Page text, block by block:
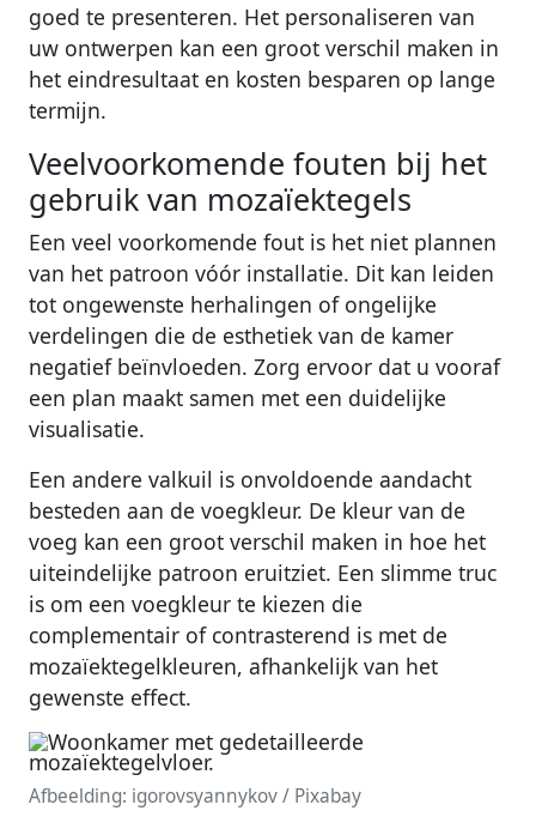
goed te presenteren. Het personaliseren van
uw ontwerpen kan een groot verschil maken in
het eindresultaat en kosten besparen op lange
termijn.
Veelvoorkomende fouten bij het
gebruik van mozaïektegels
Een veel voorkomende fout is het niet plannen
van het patroon vóór installatie. Dit kan leiden
tot ongewenste herhalingen of ongelijke
verdelingen die de esthetiek van de kamer
negatief beïnvloeden. Zorg ervoor dat u vooraf
een plan maakt samen met een duidelijke
visualisatie.
Een andere valkuil is onvoldoende aandacht
besteden aan de voegkleur. De kleur van de
voeg kan een groot verschil maken in hoe het
uiteindelijke patroon eruitziet. Een slimme truc
is om een voegkleur te kiezen die
complementair of contrasterend is met de
mozaïektegelkleuren, afhankelijk van het
gewenste effect.
Afbeelding: igorovsyannykov / Pixabay